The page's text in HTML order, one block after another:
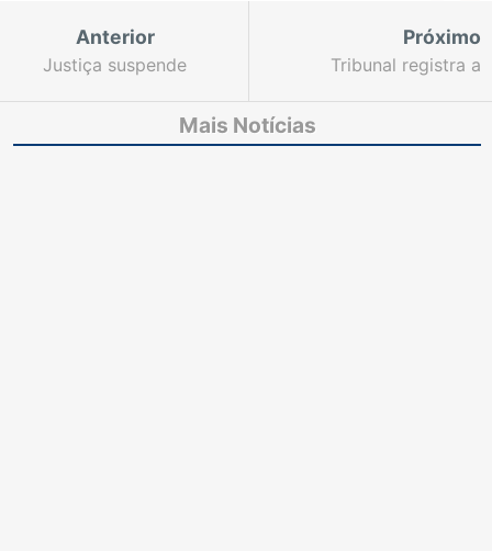
Anterior
Justiça suspende
impedia fiscalização de
templos religiosos
Próximo
Tribunal registra a
instrumento durante
plantão
Mais Notícias